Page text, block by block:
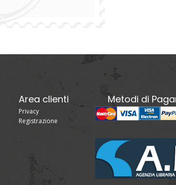
Area clienti
Privacy
Registrazione
Metodi di